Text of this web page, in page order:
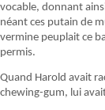
vocable, donnant
néant ces putain de
vermine peuplait ce
permis.
Quand Harold avait
chewing-gum, lui